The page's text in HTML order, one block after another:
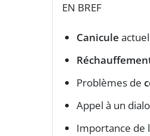
EN BREF
Canicule
Problèmes de
Appel à un
Importance de